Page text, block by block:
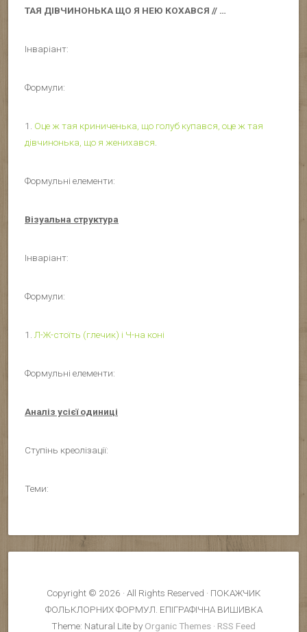
ТАЯ ДІВЧИНОНЬКА ЩО Я НЕЮ КОХАВСЯ // …
Інваріант:
Формули:
1. Оце ж тая криниченька, що голуб купався, оце ж тая
дівчинонька, що я женихався
Формульні елементи:
Візуальна структура
Інваріант:
Формули:
1. Л-Ж-стоїть (глечик) і Ч-на коні
Формульні елементи:
Аналіз усієї одиниці
Ступінь креолізації:
Теми:
Copyright © 2026 · All Rights Reserved · ПОКАЖЧИК
ФОЛЬКЛОРНИХ ФОРМУЛ. ЕПІГРАФІЧНА ВИШИВКА
Theme: Natural Lite by Organic Themes · RSS Feed